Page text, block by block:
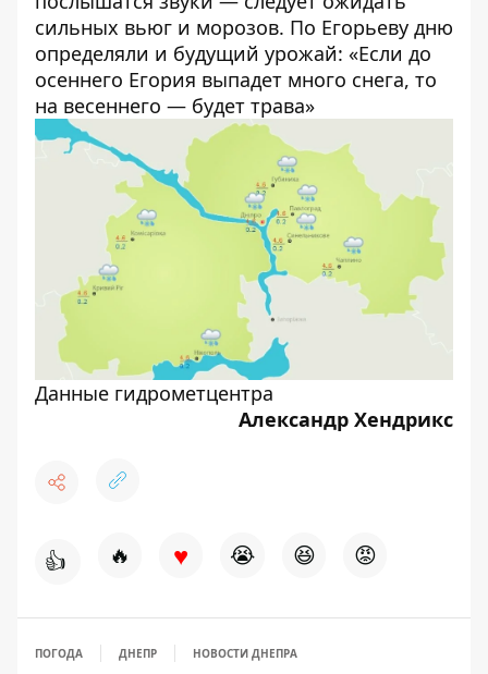
сильных вьюг и морозов. По Егорьеву дню
определяли и будущий урожай: «Если до
осеннего Егория выпадет много снега, то
на весеннего — будет трава»
Данные гидрометцентра
Александр Хендрикс
👍 🔥 ♥ 😭 😆 😡
ПОГОДА ДНЕПР НОВОСТИ ДНЕПРА